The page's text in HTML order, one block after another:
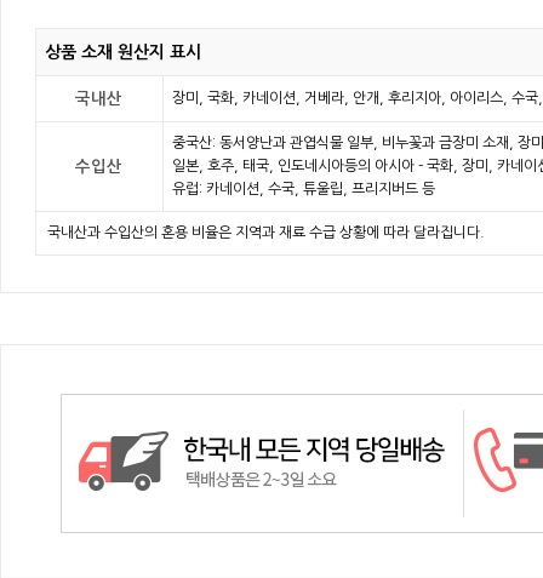
상품 소재 원산지 표시
국내산 장미, 국화, 카네이션, 거베라, 안개, 후리지아, 아이리스, 수
수입산
중국산: 동서양난과 관엽식물 일부, 비누꽃과 금장미 소재, 장
일본, 호주, 태국, 인도네시아등의 아시아 - 국화, 장미, 카네
유럽: 카네이션, 수국, 튜울립, 프리지버드 등
국내산과 수입산의 혼용 비율은 지역과 재료 수급 상황에 따라 달라집니다.